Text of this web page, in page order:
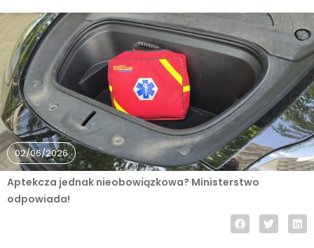
02/06/2026
Aptekcza jednak nieobowiązkowa? Ministerstwo
odpowiada!